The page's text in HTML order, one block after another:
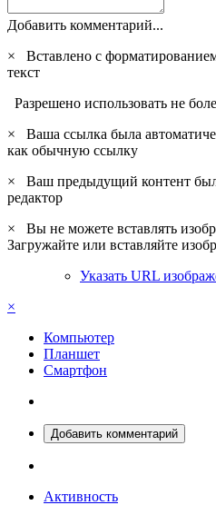
Добавить комментарий...
×
Вставлено с
текст
Разрешено использовать не
×
Ваша ссылка была
как обычную ссылку
×
Ваш предыдущий контент
редактор
×
Вы не можете вставлять
Загружайте или вставляйте
Указать URL
×
Компьютер
Планшет
Смартфон
Добавить комментарий
Активность